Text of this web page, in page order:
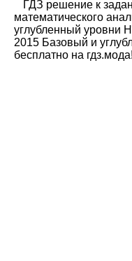
ГДЗ решение к
математического
углубленный уровни
2015 Базовый и
бесплатно на гдз.мода!